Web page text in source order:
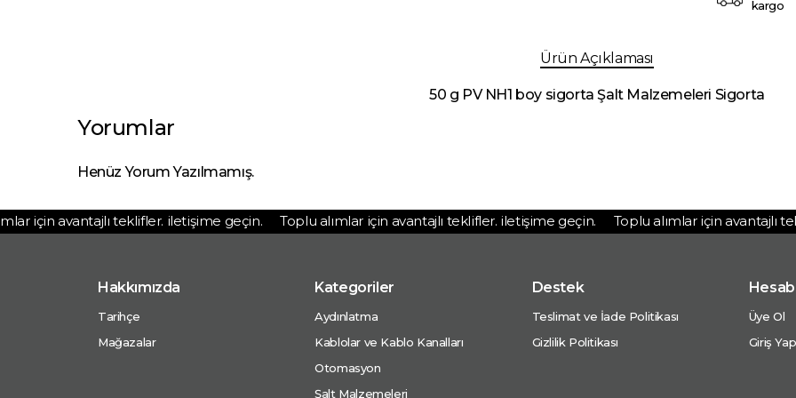
kargo
Ürün Açıklaması
50 g PV NH1 boy sigorta Şalt Malzemeleri Sigorta
Yorumlar
Henüz Yorum Yazılmamış.
için avantajlı teklifler. iletişime geçin. Toplu alımlar için avantajlı teklifler. iletişime geçin. Toplu alımlar için avantajlı
Hakkımızda
Tarihçe
Mağazalar
Kategoriler
Aydınlatma
Kablolar ve Kablo Kanalları
Otomasyon
Şalt Malzemeleri
Destek
Teslimat ve İade Politikası
Gizlilik Politikası
Üye Ol
Giriş Yap